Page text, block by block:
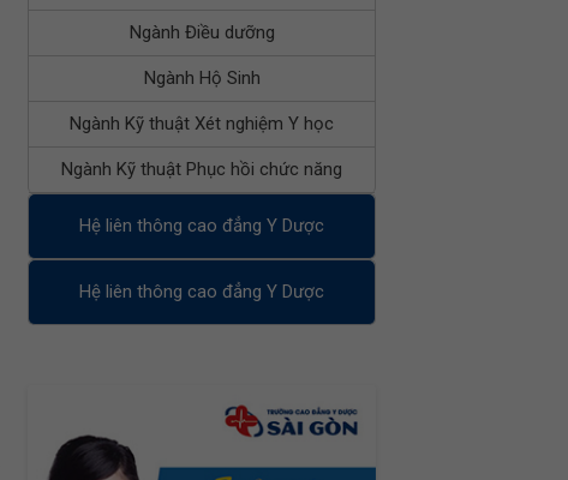
Ngành Điều dưỡng
Ngành Hộ Sinh
Ngành Kỹ thuật Xét nghiệm Y học
Ngành Kỹ thuật Phục hồi chức năng
Hệ liên thông cao đẳng Y Dược
Hệ liên thông cao đẳng Y Dược